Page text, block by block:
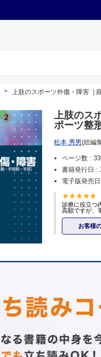
上肢のスポーツ外傷・障害［
上肢のス
ポーツ整
松本 秀男(総編
ページ数 :
書籍発行日 :
電子版発売
診療に役立つ
高額ですが、
お客様